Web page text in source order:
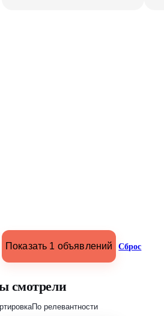
Показать 1 объявлений Сброс
смотрели
По релевантности